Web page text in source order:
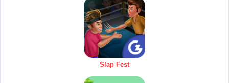
Slap Fest